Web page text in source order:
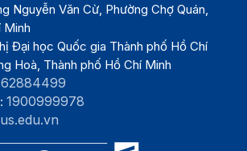
Nguyễn Văn Cừ, Phường Chợ Quán,
Minh
Đại học Quốc gia Thành phố Hồ Chí
Hoà, Thành phố Hồ Chí Minh
1900999978